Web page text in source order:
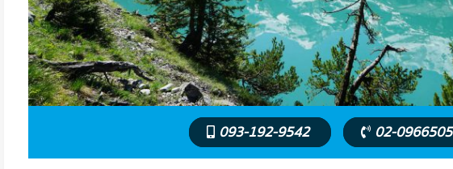
093-192-9542 02-0966505